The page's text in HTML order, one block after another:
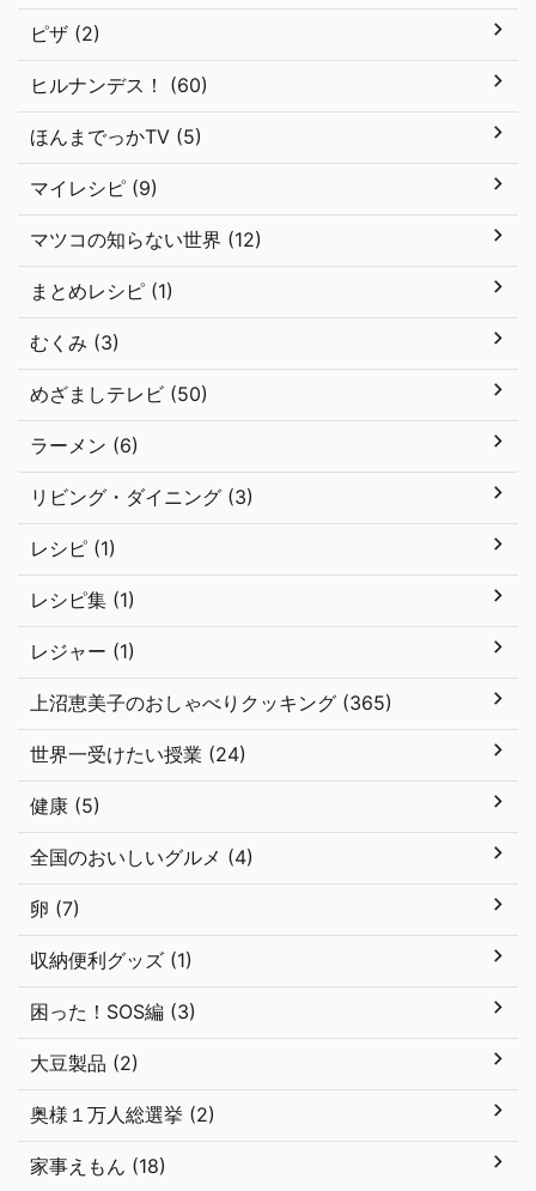
ピザ (2)
ヒルナンデス！ (60)
ほんまでっかTV (5)
マイレシピ (9)
マツコの知らない世界 (12)
まとめレシピ (1)
むくみ (3)
めざましテレビ (50)
ラーメン (6)
リビング・ダイニング (3)
レシピ (1)
レシピ集 (1)
レジャー (1)
上沼恵美子のおしゃべりクッキング (365)
世界一受けたい授業 (24)
健康 (5)
全国のおいしいグルメ (4)
卵 (7)
収納便利グッズ (1)
困った！SOS編 (3)
大豆製品 (2)
奥様１万人総選挙 (2)
家事えもん (18)